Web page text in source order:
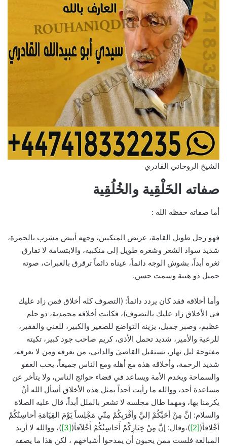
الشيخ الروحاني القادري
صفاته الخَلْقِية والخُلُقِية
أما صفاته حفظه الله :
فهو رجل طويل القامة، عريض المنكبين، وجهه أبيض مشرب بالحمرة،
شديد سواد الشعر وشعره طويل إلى منكبيه، والابتسامة لا تفارق
ثغره أبداً، بشوش الوجه دائماً، عيناه دائماً ترقرق بالعبرات، صوته
جميل ذو هيبة وسمت حسن.
وأما أخلاقه فقد كان يردد دائماً: (التصوف كله أخلاق فمن زاد عليك
في الأخلاق زاد عليك بالتصوف)، فكانت أخلاقه محمدية، ذو حلم
عظيم، وصبر جميل، يزينه التواضع للصغير والكبير، للغني والفقير،
للرعية والأمير، شديد تحمل الأذى، كريم صاحب جود كبير، تكيته
مفتوحة ليل نهار، تستقبل القاصيَ والداني، من يعرفه ومن لا يعرفه،
شديد الرحمة، وأخلاقه هذه مع أهله ومع الناس جميعاً، يحب العفو
والسماحة ويخدم الأمة ويساعد في قضاء حوائج الناس، ولا يتأخر عن
مساعدة أحد، ووالله ما رأيت أحداً بمثل هذه الأخلاق أسأل الله أنْ
يكرمنا بها، ومهما طال مجلسه لا تشعر بالملل أبداً، قال عليه الصلاة
والسلام: إنَّ مِنْ أحَبِّكُمْ إليَّ وأقْرَبِكُمْ مِنّي مَجْلِساً يَوْمَ القِيَامَةِ أحاسِنُكُمْ
أخْلاقاً([2] )،وقال: إنَّ مِنْ خِيَارِكُمْ أَحَاسِنُكُمْ أَخْلاَقاً([3]
)، ووالله لا أريد
المبالغة فلست ممن يحبون أن يمدحوا أشياخهم ، لكن هذا ما يصفه